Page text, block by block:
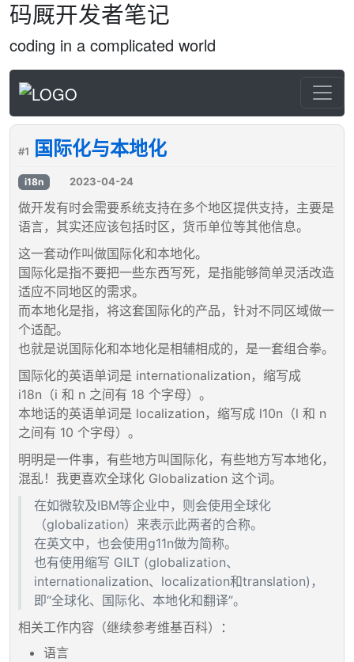
码厩开发者笔记
coding in a complicated world
#1 国际化与本地化
i18n 2023-04-24
做开发有时会需要系统支持在多个地区提供支持，主要是
语言，其实还应该包括时区，货币单位等其他信息。
这一套动作叫做国际化和本地化。
国际化是指不要把一些东西写死，是指能够简单灵活改造
适应不同地区的需求。
而本地化是指，将这套国际化的产品，针对不同区域做一
个适配。
也就是说国际化和本地化是相辅相成的，是一套组合拳。
国际化的英语单词是 internationalization，缩写成
i18n（i 和 n 之间有 18 个字母）。
本地话的英语单词是 localization，缩写成 l10n（l 和 n
之间有 10 个字母）。
明明是一件事，有些地方叫国际化，有些地方写本地化，
混乱！我更喜欢全球化 Globalization 这个词。
在如微软及IBM等企业中，则会使用全球化
（globalization）来表示此两者的合称。
在英文中，也会使用g11n做为简称。
也有使用缩写 GILT (globalization、
internationalization、localization和translation)，
即“全球化、国际化、本地化和翻译”。
相关工作内容（继续参考维基百科）：
语言